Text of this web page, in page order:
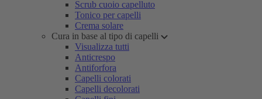
Scrub cuoio capelluto
Tonico per capelli
Crema solare
Cura in base al tipo di capelli
Visualizza tutti
Anticrespo
Antiforfora
Capelli colorati
Capelli decolorati